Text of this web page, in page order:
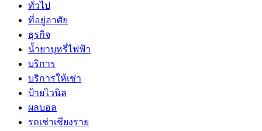
ทั่วไป
ที่อยู่อาศัย
ธุรกิจ
น้ำยาบุหรี่ไฟฟ้า
บริการ
บริการให้เช่า
ป้ายไวนิล
ผลบอล
รถเช่าเชียงราย